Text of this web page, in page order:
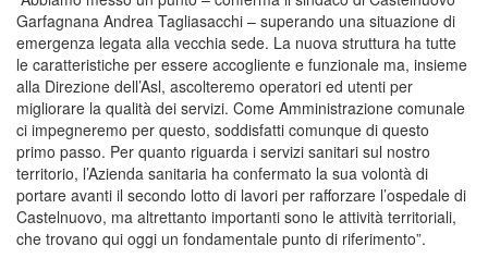
Garfagnana Andrea Tagliasacchi – superando una situazione di
emergenza legata alla vecchia sede. La nuova struttura ha tutte
le caratteristiche per essere accogliente e funzionale ma, insieme
alla Direzione dell’Asl, ascolteremo operatori ed utenti per
migliorare la qualità dei servizi. Come Amministrazione comunale
ci impegneremo per questo, soddisfatti comunque di questo
primo passo. Per quanto riguarda i servizi sanitari sul nostro
territorio, l’Azienda sanitaria ha confermato la sua volontà di
portare avanti il secondo lotto di lavori per rafforzare l’ospedale di
Castelnuovo, ma altrettanto importanti sono le attività territoriali,
che trovano qui oggi un fondamentale punto di riferimento”.